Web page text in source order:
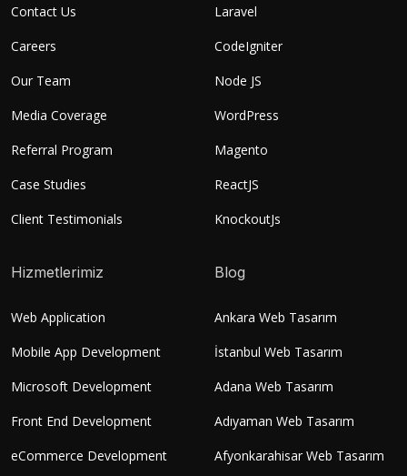
Contact Us
Careers
Our Team
Media Coverage
Referral Program
Case Studies
Client Testimonials
Laravel
CodeIgniter
Node JS
WordPress
Magento
ReactJS
KnockoutJs
Hizmetlerimiz
Web Application
Mobile App Development
Microsoft Development
Front End Development
eCommerce Development
Blog
Ankara Web Tasarım
İstanbul Web Tasarım
Adana Web Tasarım
Adıyaman Web Tasarım
Afyonkarahisar Web Tasarım